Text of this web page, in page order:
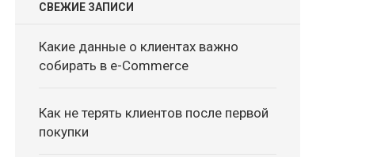
СВЕЖИЕ ЗАПИСИ
Какие данные о клиентах важно
собирать в e-Commerce
Как не терять клиентов после первой
покупки